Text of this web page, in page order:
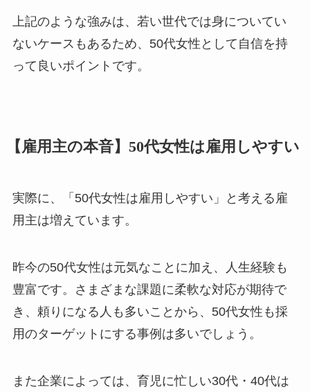
上記のような強みは、若い世代では身についてい
ないケースもあるため、50代女性として自信を持
って良いポイントです。
【雇用主の本音】50代女性は雇用しやすい
実際に、「50代女性は雇用しやすい」と考える雇
用主は増えています。
昨今の50代女性は元気なことに加え、人生経験も
豊富です。さまざまな課題に柔軟な対応が期待で
き、頼りになる人も多いことから、50代女性も採
用のターゲットにする事例は多いでしょう。
また企業によっては、育児に忙しい30代・40代は